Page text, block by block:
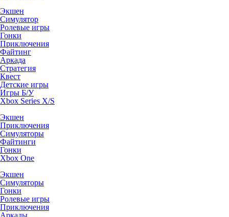
Экшен
Симулятор
Ролевые игры
Гонки
Приключения
Файтинг
Аркада
Стратегия
Квест
Детские игры
Игры Б/У
Xbox Series X/S
Экшен
Приключения
Симуляторы
Файтинги
Гонки
Xbox One
Экшен
Симуляторы
Гонки
Ролевые игры
Приключения
Аркады